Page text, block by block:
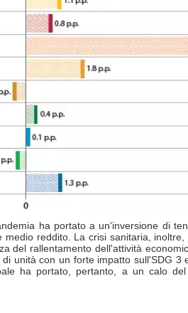
ha portato a un'inversione di
reddito. La crisi sanitaria,
del rallentamento dell'attività
unità con un forte impatto sull'SDG
ha portato, pertanto, a un calo